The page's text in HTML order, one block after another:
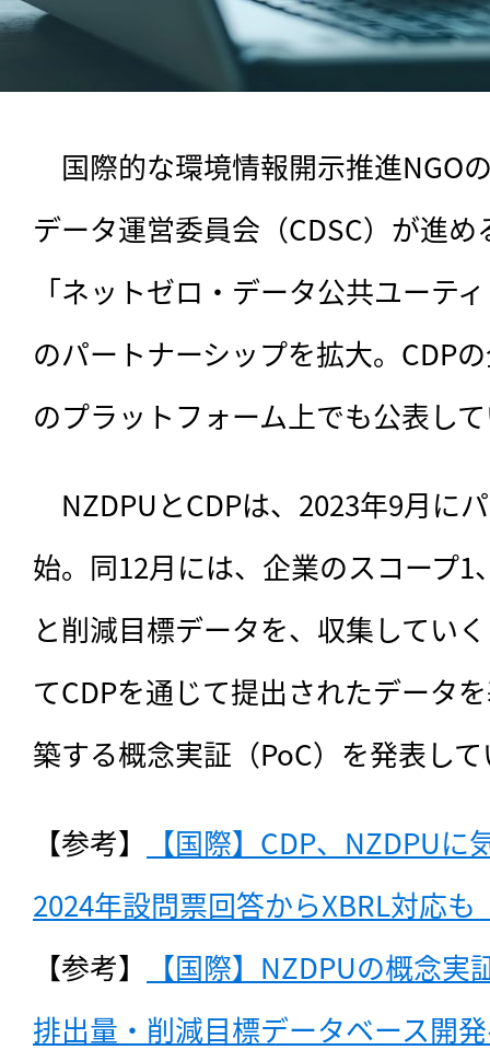
国際的な環境情報開示推進NGO
データ運営委員会（CDSC）が進
「ネットゼロ・データ公共ユーテ
のパートナーシップを拡大。CDP
のプラットフォーム上でも公表し
NZDPUとCDPは、 2023年9月に
始。同12月には、企業のスコープ
と削減目標データを、収集してい
てCDPを通じて提出されたデータ
築する概念実証（PoC）を発表し
【参考】
【国際】CDP、NZDPU
2024年設問票回答からXBRL対応も
【参考】
【国際】NZDPUの概念
排出量・削減目標データベース開